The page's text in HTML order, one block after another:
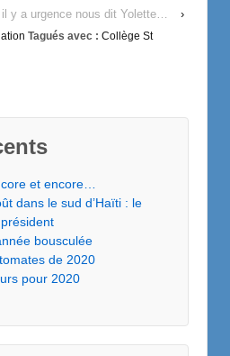
y a urgence nous dit Yolette…
›
Tagués avec : Collège St
et encore…
dans le sud d’Haïti : le
bousculée
de 2020
pour 2020